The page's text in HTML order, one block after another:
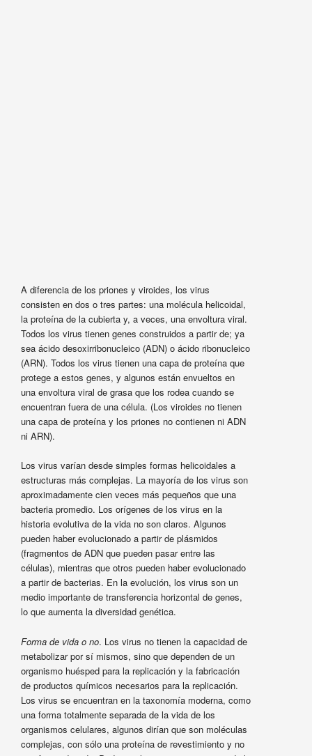
A diferencia de los priones y viroides, los virus
consisten en dos o tres partes: una molécula helicoidal,
la proteína de la cubierta y, a veces, una envoltura viral.
Todos los virus tienen genes construidos a partir de; ya
sea ácido desoxirribonucleico (ADN) o ácido ribonucleico
(ARN). Todos los virus tienen una capa de proteína que
protege a estos genes, y algunos están envueltos en
una envoltura viral de grasa que los rodea cuando se
encuentran fuera de una célula. (Los viroides no tienen
una capa de proteína y los priones no contienen ni ADN
ni ARN).
Los virus varían desde simples formas helicoidales a
estructuras más complejas. La mayoría de los virus son
aproximadamente cien veces más pequeños que una
bacteria promedio. Los orígenes de los virus en la
historia evolutiva de la vida no son claros. Algunos
pueden haber evolucionado a partir de plásmidos
(fragmentos de ADN que pueden pasar entre las
células), mientras que otros pueden haber evolucionado
a partir de bacterias. En la evolución, los virus son un
medio importante de transferencia horizontal de genes,
lo que aumenta la diversidad genética.
Forma de vida o no. Los virus no tienen la capacidad de
metabolizar por sí mismos, sino que dependen de un
organismo huésped para la replicación y la fabricación
de productos químicos necesarios para la replicación.
Los virus se encuentran en la taxonomía moderna, como
una forma totalmente separada de la vida de los
organismos celulares, algunos dirían que son moléculas
complejas, con sólo una proteína de revestimiento y no